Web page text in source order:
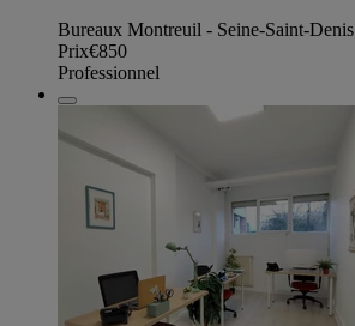
Bureaux Montreuil - Seine-Saint-Denis
Prix€850
Professionnel